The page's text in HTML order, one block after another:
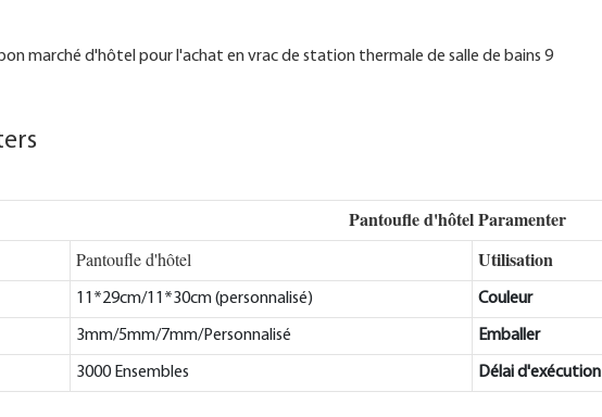
Pantoufle d'hôtel Paramenter
Pantoufle d'hôtel Utilisation
11*29cm/11*30cm (personnalisé) Couleur
3mm/5mm/7mm/Personnalisé Emballer
3000 Ensembles Délai d'exécution